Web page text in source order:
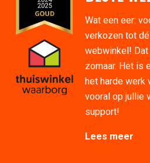
Wat een eer:
verkozen tot
webwinkel!
zomaar. Het is
het harde werk
vooral op jullie
support!
Lees meer